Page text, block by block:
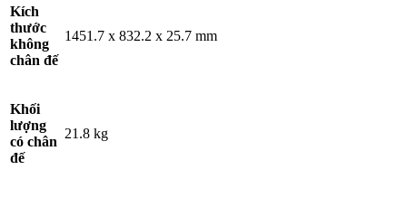
Kích
thước
không
chân đế
1451.7 x 832.2 x 25.7 mm
Khối
lượng
có chân
đế
21.8 kg